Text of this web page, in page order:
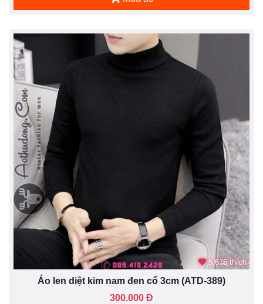
5.676 thích
Áo len diệt kim nam đen cổ 3cm (ATD-389)
300.000 Đ